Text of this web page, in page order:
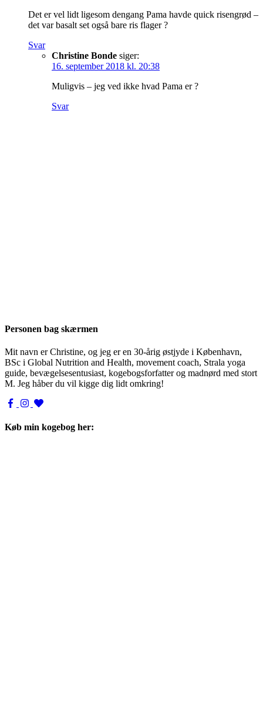
Det er vel lidt ligesom dengang Pama havde quick risengrød –
det var basalt set også bare ris flager ?
Svar
Christine Bonde siger:
16. september 2018 kl. 20:38
Muligvis – jeg ved ikke hvad Pama er ?
Svar
Personen bag skærmen
Mit navn er Christine, og jeg er en 30-årig østjyde i København,
BSc i Global Nutrition and Health, movement coach, Strala yoga
guide, bevægelsesentusiast, kogebogsforfatter og madnørd med stort
M. Jeg håber du vil kigge dig lidt omkring!
Køb min kogebog her: